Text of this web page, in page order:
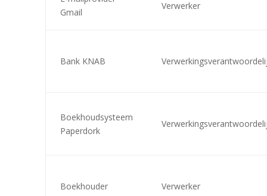
Gmail
Verwerker
Bank KNAB
Boekhoudsysteem
Paperdork
Boekhouder Verwerker